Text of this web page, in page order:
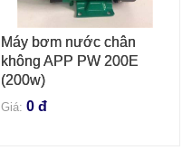
THÊM VÀO GIỎ HÀNG
Máy bơm nước chân
không APP PW 200E
(200w)
Giá: 0 đ